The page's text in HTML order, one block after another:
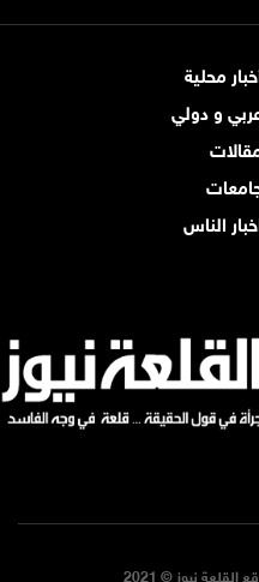
محلية
و دولي
الناس
نيوز © 2021